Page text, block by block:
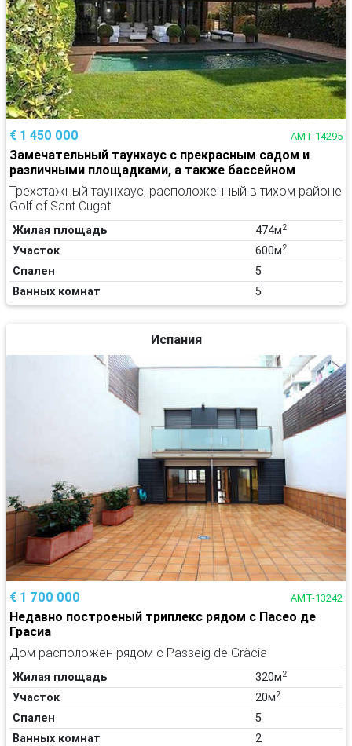
€ 1 450 000 AMT-14295
Замечательный таунхаус с прекрасным садом и
различными площадками, а также бассейном
Трехэтажный таунхаус, расположенный в тихом районе
Golf of Sant Cugat.
Жилая площадь 474м2
Участок 600м2
Спален
5
Ванных комнат
5
Испания
€ 1 700 000 AMT-13242
Недавно построеный триплекс рядом с Пасео де
Грасиа
Дом расположен рядом с Passeig de Gràcia
Жилая площадь 320м2
Участок 20м2
Спален
5
Ванных комнат
2